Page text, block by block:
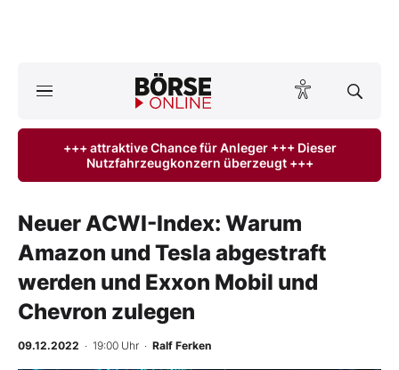
ktuelle Ausgabe BÖRSE ONLINE lesen
Finanz-Check
BO-Musterdepots
+++ attraktive Chance für Anleger +++ Dieser
Nutzfahrzeugkonzern überzeugt +++
Neuer ACWI-Index: Warum
Amazon und Tesla abgestraft
werden und Exxon Mobil und
Chevron zulegen
09.12.2022 · 19:00 Uhr · Ralf Ferken